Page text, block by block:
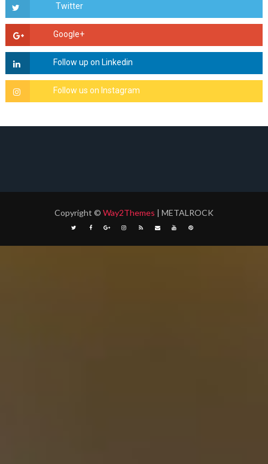
Copyright © Way2Themes | METALROCK